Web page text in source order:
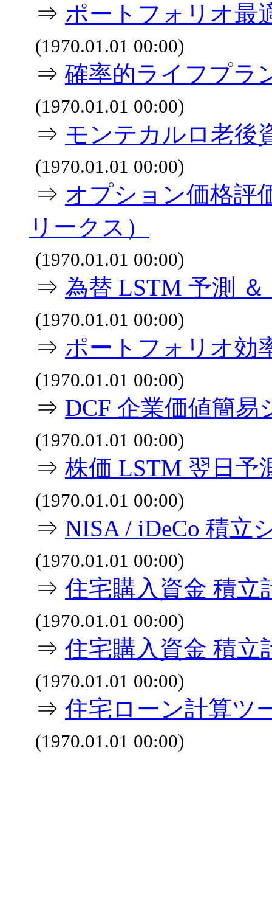
⇒ ポートフォリオ最
(1970.01.01 00:00)
⇒ 確率的ライフプラ
(1970.01.01 00:00)
⇒ モンテカルロ老後
(1970.01.01 00:00)
⇒ オプション価格評
リークス）
(1970.01.01 00:00)
⇒ 為替 LSTM 予測
(1970.01.01 00:00)
⇒ ポートフォリオ効
(1970.01.01 00:00)
⇒ DCF 企業価値簡易
(1970.01.01 00:00)
⇒ 株価 LSTM 翌日予
(1970.01.01 00:00)
⇒ NISA / iDeCo 積立
(1970.01.01 00:00)
⇒ 住宅購入資金 積立
(1970.01.01 00:00)
⇒ 住宅購入資金 積立
(1970.01.01 00:00)
⇒ 住宅ローン計算ツ
(1970.01.01 00:00)